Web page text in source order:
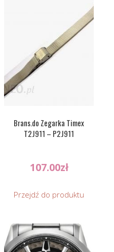
Brans.do Zegarka Timex
T2J911 – P2J911
107.00zł
Przejdź do produktu